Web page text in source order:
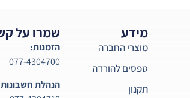
מידע
מוצרי החברה
טפסים להורדה
תקנון
שמרו על
הזמנות:
077-4304700
הנהלת